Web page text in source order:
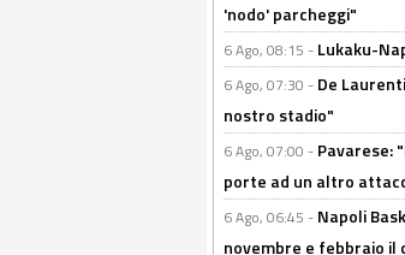
'nodo' parcheggi"
6 Ago, 08:15 - Lukaku-
6 Ago, 07:30 - De
nostro stadio"
6 Ago, 07:00 - Pavarese:
porte ad un altro
6 Ago, 06:45 - Napoli
novembre e febbraio